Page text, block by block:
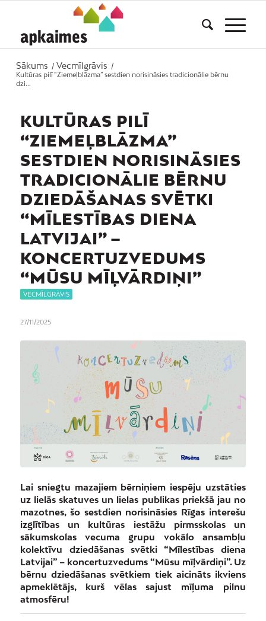
Sākums / Vecmīlgrāvis
/
Kultūras pilī “Ziemeļblāzma” sestdien norisināsies tradicionālie bērnu
dzi...
KULTŪRAS PILĪ
“ZIEMEĻBLĀZMA”
SESTDIEN NORISINĀSIES
TRADICIONĀLIE BĒRNU
DZIEDĀŠANAS SVĒTKI
“MĪLESTĪBAS DIENA
LATVIJAI” –
KONCERTUZVEDUMS
“MŪSU MĪĻVĀRDIŅI”
VECMĪLGRĀVIS
27/11/2025
Lai sniegtu mazajiem bērniņiem iespēju uzstāties
uz lielās skatuves un lielas publikas priekšā jau no
mazotnes, šo sestdien norisināsies Rīgas interešu
izglītības un kultūras iestāžu pirmsskolas un
sākumskolas vecuma grupu vokālo ansambļu
kolektīvu dziedāšanas svētki “Mīlestības diena
Latvijai” – koncertuzvedums “Mūsu mīļvārdiņi”. Uz
bērnu dziedāšanas svētkiem tiek aicināts ikviens
apmeklētājs, kurš vēlas sajust mīļuma pilnu
atmosfēru!